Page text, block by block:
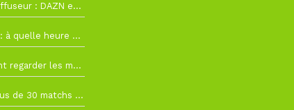
La Liga change de diffuseur : DAZN et Disney+ remplacent beIN Sports !
RC Lens – Villarreal : à quelle heure et sur quelle chaîne voir la finale de la Como Cup ?
Como Cup : comment regarder les matchs du RC Lens en direct ?
Ligue 1+ diffusera plus de 30 matchs amicaux avant la reprise de la Ligue 1